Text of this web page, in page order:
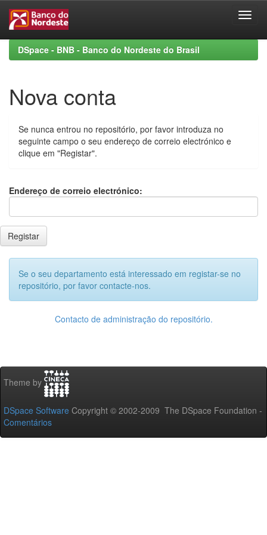
Skip
navigation
DSpace - BNB - Banco do Nordeste do Brasil
Nova conta
Se nunca entrou no repositório, por favor introduza no
seguinte campo o seu endereço de correio electrónico e
clique em "Registar".
Endereço de correio electrónico:
Se o seu departamento está interessado em registar-se no
repositório, por favor contacte-nos.
Contacto de administração do repositório.
Theme by
DSpace Software Copyright © 2002-2009 The DSpace Foundation -
Comentários